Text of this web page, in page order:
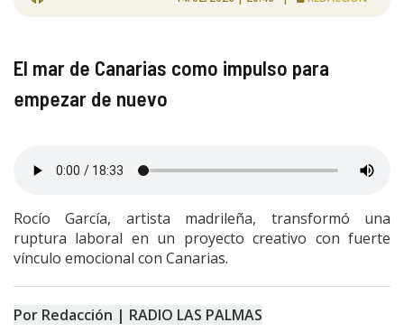
El mar de Canarias como impulso para
empezar de nuevo
Rocío García, artista madrileña, transformó una
ruptura laboral en un proyecto creativo con fuerte
vínculo emocional con Canarias.
Por Redacción | RADIO LAS PALMAS